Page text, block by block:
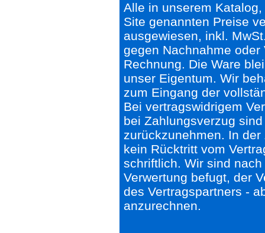
Alle in unserem
Site genannten Preise
ausgewiesen, inkl.
gegen Nachnahme
Rechnung. Die Ware
unser Eigentum. Wir
zum Eingang der
Bei vertragswidrigem
bei Zahlungsverzug
zurückzunehmen. In
kein Rücktritt vom
schriftlich. Wir sind
Verwertung befugt, der
des Vertragspartners -
anzurechnen.